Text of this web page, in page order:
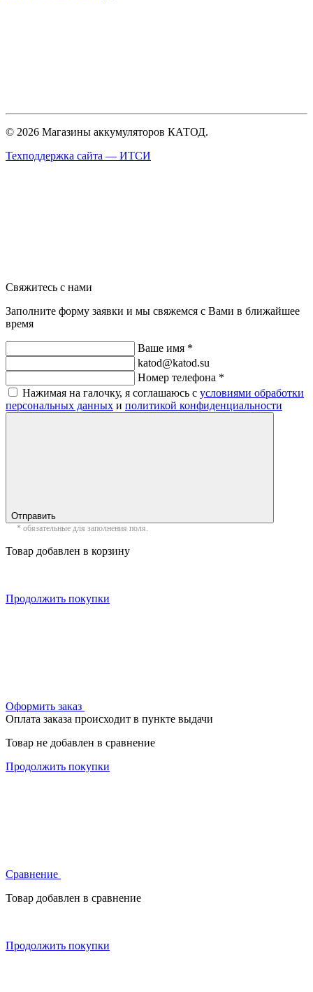
© 2026 Магазины аккумуляторов КАТОД.
Техподдержка сайта — ИТСИ
Свяжитесь с нами
Заполните форму заявки и мы свяжемся с Вами в ближайшее
время
Ваше имя *
katod@katod.su
Номер телефона *
Нажимая на галочку, я соглашаюсь с условиями обработки
персональных данных и политикой конфиденциальности
Отправить
* обязательные для заполнения поля.
Товар добавлен в корзину
Продолжить покупки
Оформить заказ
Оплата заказа происходит в пункте выдачи
Товар не добавлен в сравнение
Продолжить покупки
Сравнение
Товар добавлен в сравнение
Продолжить покупки